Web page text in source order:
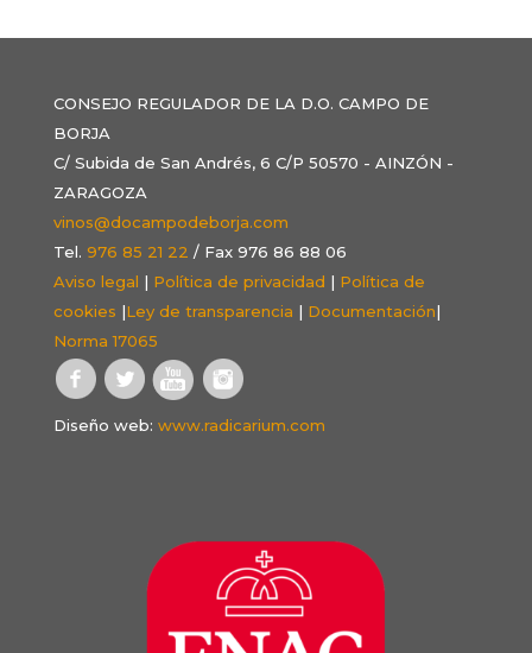
CONSEJO REGULADOR DE LA D.O. CAMPO DE
BORJA
C/ Subida de San Andrés, 6 C/P 50570 - AINZÓN -
ZARAGOZA
vinos@docampodeborja.com
Tel. 976 85 21 22 / Fax 976 86 88 06
Aviso legal | Política de privacidad | Política de
cookies |Ley de transparencia | Documentación|
Norma 17065
Diseño web: www.radicarium.com